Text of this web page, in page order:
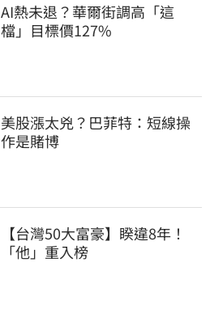
AI熱未退？華爾街調高「這
檔」目標價127%
美股漲太兇？巴菲特：短線操
作是賭博
【台灣50大富豪】睽違8年！
「他」重入榜